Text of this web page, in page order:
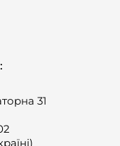
31